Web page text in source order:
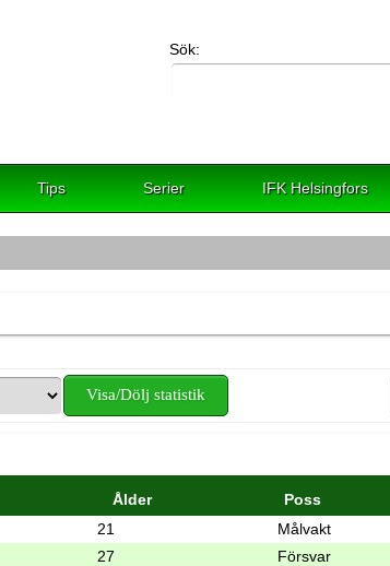
Sök:
Tips Serier IFK Helsingfors
Visa/Dölj statistik
Ålder
Poss
21
Målvakt
27
Försvar